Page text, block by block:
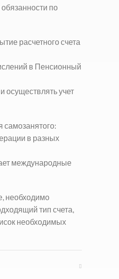
по
расчетного счета
в Пенсионный
осуществлять учет
самозанятого:
в разных
международные
необходимо
тип счета,
необходимых